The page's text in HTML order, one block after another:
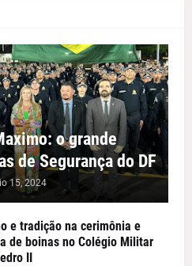
o grande
de Segurança do DF
15, 2024
e tradição na cerimônia e
de boinas no Colégio Militar
II